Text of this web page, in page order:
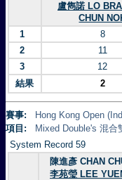
盧雋諾 LO
CHUN
1 8
2
11
3
12
結果
2
賽事:
Hong Kong Open
項目:
Mixed Double's 混合
System Record 59
陳進彥 CHAN
李苑瑩 LEE